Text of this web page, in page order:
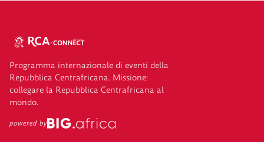
Programma internazionale di eventi della
Repubblica Centrafricana. Missione:
collegare la Repubblica Centrafricana al
mondo.
powered by